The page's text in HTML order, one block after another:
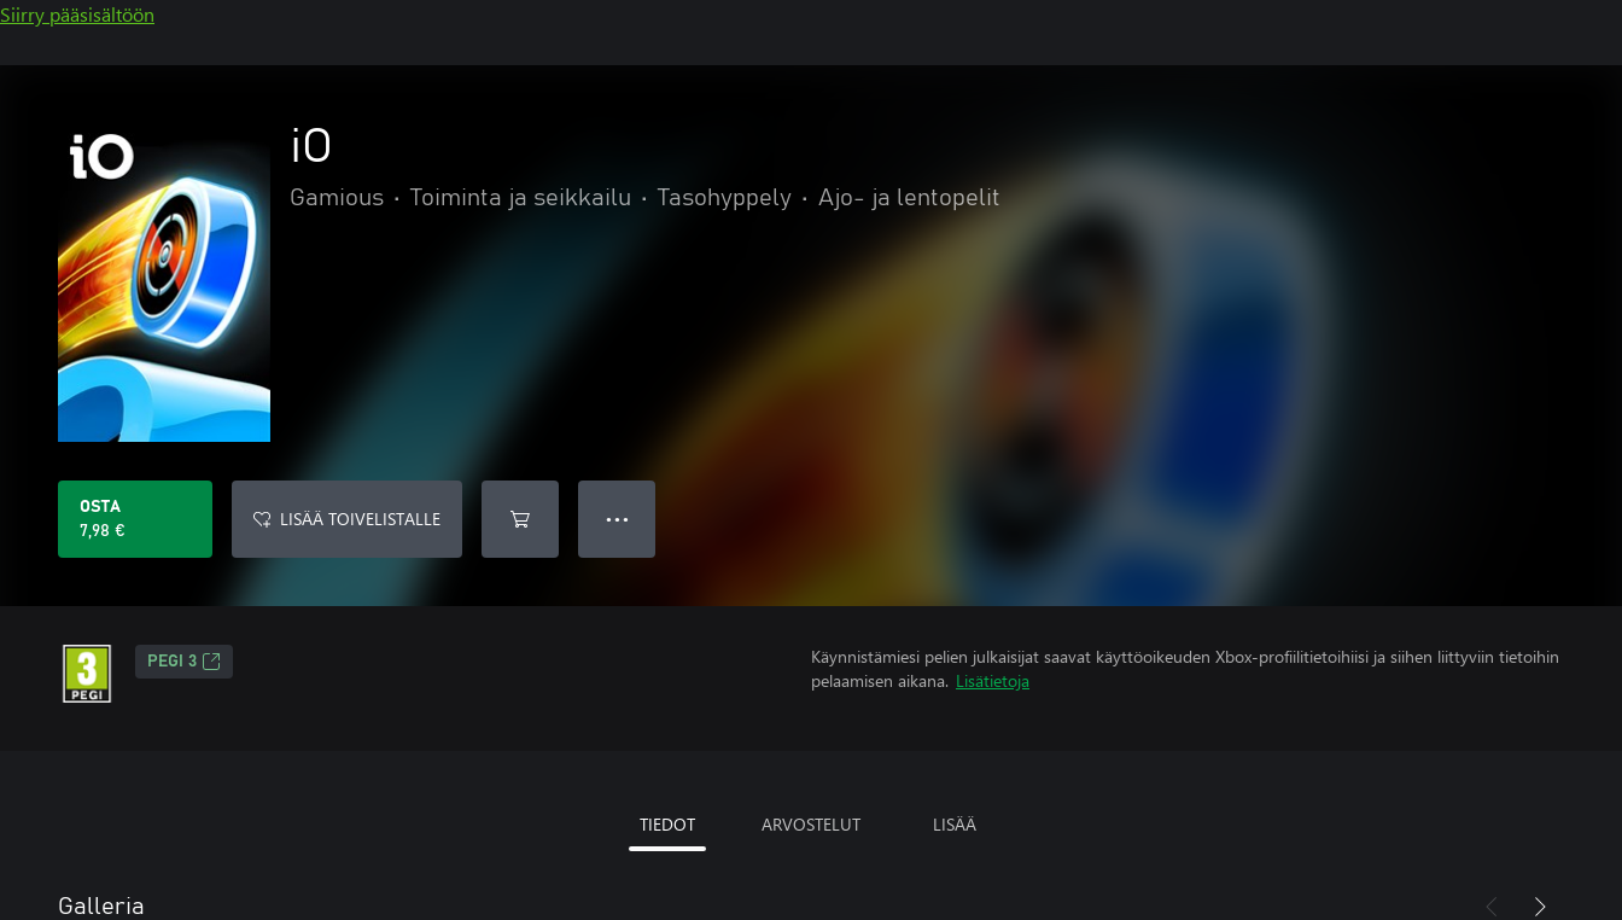
Siirry pääsisältöön
iO
Gamious • Toiminta ja seikkailu • Tasohyppely • Ajo- ja lentopelit
OSTA
7,98 €
LISÄÄ TOIVELISTALLE ● ● ●
PEGI 3
Käynnistämiesi pelien julkaisijat saavat käyttöoikeuden Xbox-profiilitietoihiisi ja siihen liittyviin tietoihin
pelaamisen aikana. Lisätietoja
TIEDOT ARVOSTELUT LISÄÄ
Galleria